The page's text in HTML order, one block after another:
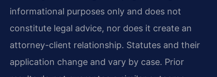
informational purposes only and does not
constitute legal advice, nor does it create an
attorney-client relationship. Statutes and their
application change and vary by case. Prior